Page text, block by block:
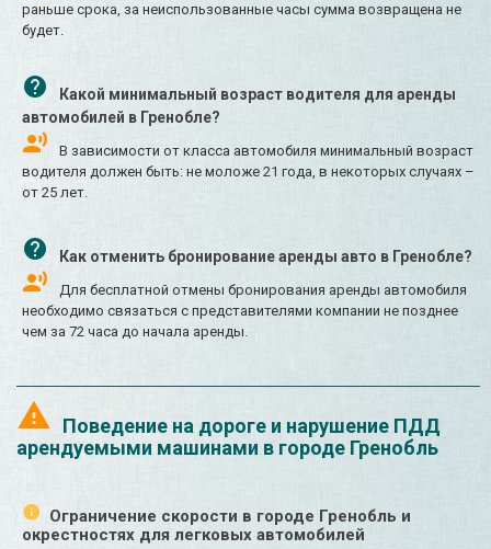
раньше срока, за неиспользованные часы сумма возвращена не
будет.
Какой минимальный возраст водителя для аренды
автомобилей в Гренобле?
В зависимости от класса автомобиля минимальный возраст
водителя должен быть: не моложе 21 года, в некоторых случаях –
от 25 лет.
Как отменить бронирование аренды авто в Гренобле?
Для бесплатной отмены бронирования аренды автомобиля
необходимо связаться с представителями компании не позднее
чем за 72 часа до начала аренды.
Поведение на дороге и нарушение ПДД
арендуемыми машинами в городе Гренобль
Ограничение скорости в городе Гренобль и
окрестностях для легковых автомобилей